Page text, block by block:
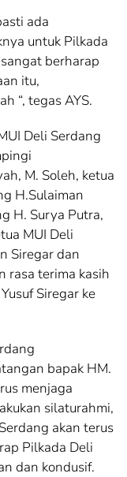
ada
untuk Pilkada
berharap
itu,
“, tegas AYS.
Deli Serdang
M. Soleh, ketua
H.Sulaiman
H. Surya Putra,
MUI Deli
Siregar dan
rasa terima kasih
Siregar ke
bapak HM.
menjaga
silaturahmi,
akan terus
Pilkada Deli
dan kondusif.